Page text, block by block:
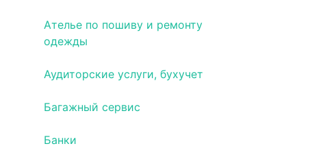
Ателье по пошиву и ремонту
одежды
Аудиторские услуги, бухучет
Багажный сервис
Банки